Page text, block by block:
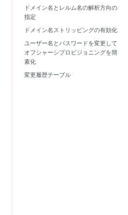
ドメイン名とレルム名の解析方向の
指定
ドメイン名ストリッピングの有効化
ユーザー名とパスワードを変更して
オフシャーシプロビジョニングを簡
素化
変更履歴テーブル